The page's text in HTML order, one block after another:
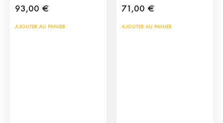
93,00 €
AJOUTER AU PANIER
71,00 €
AJOUTER AU PANIER